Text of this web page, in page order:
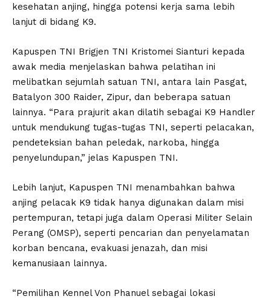
kesehatan anjing, hingga potensi kerja sama lebih
lanjut di bidang K9.
Kapuspen TNI Brigjen TNI Kristomei Sianturi kepada
awak media menjelaskan bahwa pelatihan ini
melibatkan sejumlah satuan TNI, antara lain Pasgat,
Batalyon 300 Raider, Zipur, dan beberapa satuan
lainnya. “Para prajurit akan dilatih sebagai K9 Handler
untuk mendukung tugas-tugas TNI, seperti pelacakan,
pendeteksian bahan peledak, narkoba, hingga
penyelundupan,” jelas Kapuspen TNI.
Lebih lanjut, Kapuspen TNI menambahkan bahwa
anjing pelacak K9 tidak hanya digunakan dalam misi
pertempuran, tetapi juga dalam Operasi Militer Selain
Perang (OMSP), seperti pencarian dan penyelamatan
korban bencana, evakuasi jenazah, dan misi
kemanusiaan lainnya.
“Pemilihan Kennel Von Phanuel sebagai lokasi